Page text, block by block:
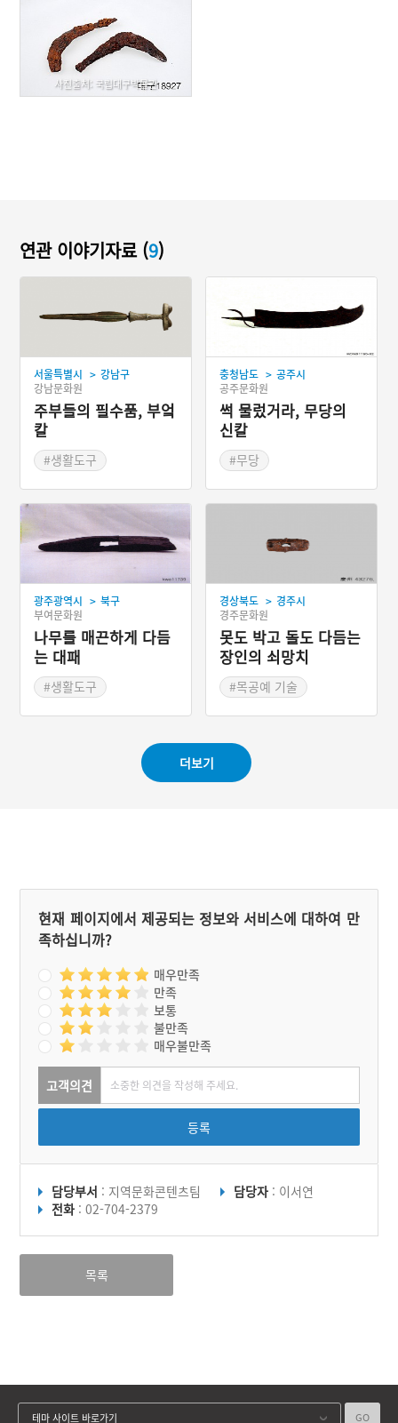
사진출처: 국립대구박물관
연관 이야기자료 (9)
서울특별시 > 강남구
강남문화원
주부들의 필수품, 부엌
칼
#생활도구
#삼국시대 철제도구
충청남도 > 공주시
공주문화원
썩 물렀거라, 무당의
신칼
#무당
#무당도구
광주광역시 > 북구
부여문화원
나무를 매끈하게 다듬
는 대패
#생활도구
경상북도 > 경주시
경주문화원
못도 박고 돌도 다듬는
장인의 쇠망치
#목공예 기술
더보기
현재 페이지에서 제공되는 정보와 서비스에 대하여 만
족하십니까?
매우만족
만족
보통
불만족
매우불만족
고객의견
등록
담당부서 : 지역문화콘텐츠팀 담당자 : 이서연
전화 : 02-704-2379
목록
테마 사이트 바로가기 GO